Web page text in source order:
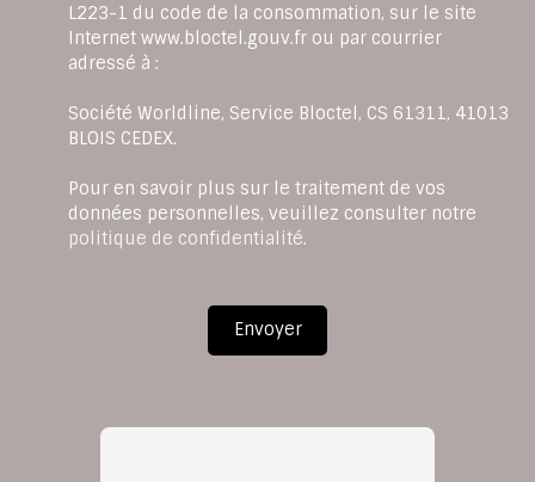
L223-1 du code de la consommation, sur le site
Internet www.bloctel.gouv.fr ou par courrier
adressé à :
Société Worldline, Service Bloctel, CS 61311, 41013
BLOIS CEDEX.
Pour en savoir plus sur le traitement de vos
données personnelles, veuillez consulter notre
politique de confidentialité.
Envoyer